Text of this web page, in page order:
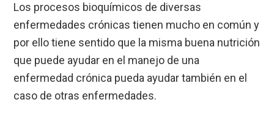
Los procesos bioquímicos de diversas
enfermedades crónicas tienen mucho en común y
por ello tiene sentido que la misma buena nutrición
que puede ayudar en el manejo de una
enfermedad crónica pueda ayudar también en el
caso de otras enfermedades.